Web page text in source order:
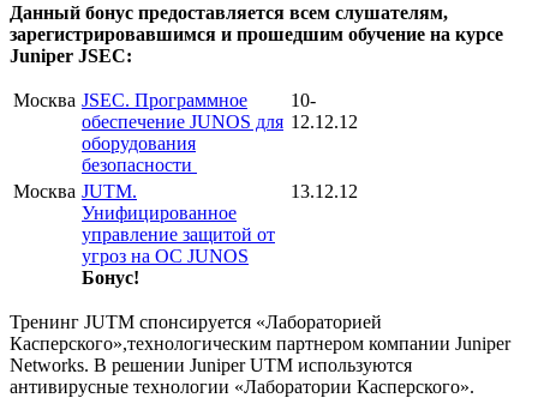
Данный бонус предоставляется всем слушателям,
зарегистрировавшимся и прошедшим обучение на курсе
Juniper JSEC:
Москва JSEC. Программное
обеспечение JUNOS для
оборудования
безопасности
10-
12.12.12
Москва JUTM.
Унифицированное
управление защитой от
угроз на ОС JUNOS
Бонус!
13.12.12
Тренинг JUTM спонсируется «Лабораторией
Касперского»,технологическим партнером компании Juniper
Networks. В решении Juniper UTM используются
антивирусные технологии «Лаборатории Касперского».